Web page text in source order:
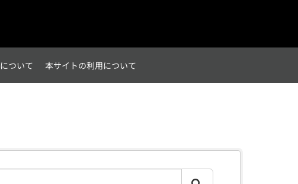
ついて 本サイトの利用について